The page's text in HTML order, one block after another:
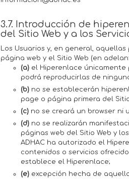
3.7. Introducción de
del Sitio Web y a los
Los Usuarios y, en general,
página web y el Sitio Web (en
(a) el Hiperenlace únicamente
podrá reproducirlas de
(b) no se establecerán
page o página primera del
(c) no se creará un browser ni
(d) no se realizarán
páginas web del Sitio Web y
ADHAC ha autorizado el
contenidos o servicios
establece el Hiperenlace;
(e) excepción hecha de